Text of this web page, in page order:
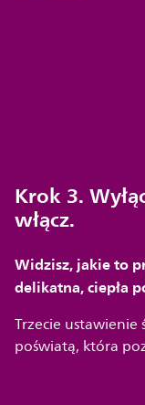
Krok 3.
włącz.
Widzisz, jakie to
delikatna, ciepła
Trzecie
poświatą, która